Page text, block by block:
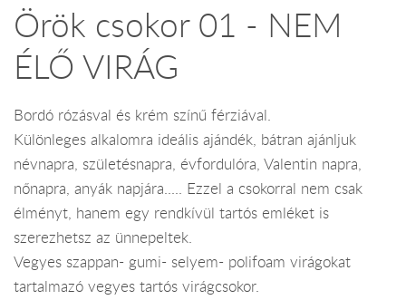
Örök csokor 01 - NEM
ÉLŐ VIRÁG
Bordó rózásval és krém színű férziával.
Különleges alkalomra ideális ajándék, bátran ajánljuk
névnapra, születésnapra, évfordulóra, Valentin napra,
nőnapra, anyák napjára..... Ezzel a csokorral nem csak
élményt, hanem egy rendkívül tartós emléket is
szerezhetsz az ünnepeltek.
Vegyes szappan- gumi- selyem- polifoam virágokat
tartalmazó vegyes tartós virágcsokor.